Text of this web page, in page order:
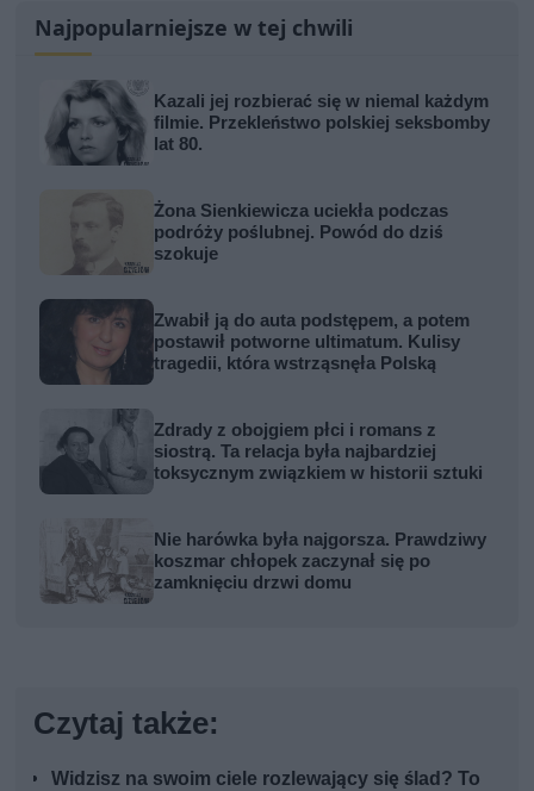
Najpopularniejsze w tej chwili
Kazali jej rozbierać się w niemal każdym
filmie. Przekleństwo polskiej seksbomby
lat 80.
Żona Sienkiewicza uciekła podczas
podróży poślubnej. Powód do dziś
szokuje
Zwabił ją do auta podstępem, a potem
postawił potworne ultimatum. Kulisy
tragedii, która wstrząsnęła Polską
Zdrady z obojgiem płci i romans z
siostrą. Ta relacja była najbardziej
toksycznym związkiem w historii sztuki
Nie harówka była najgorsza. Prawdziwy
koszmar chłopek zaczynał się po
zamknięciu drzwi domu
Czytaj także:
Widzisz na swoim ciele rozlewający się ślad? To